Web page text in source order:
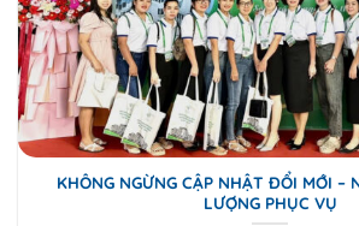
KHÔNG NGỪNG CẬP NHẬT ĐỔI MỚI –
LƯỢNG PHỤC VỤ